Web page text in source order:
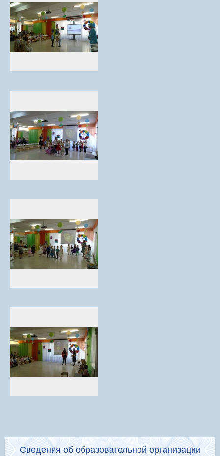
Сведения об образовательной организации